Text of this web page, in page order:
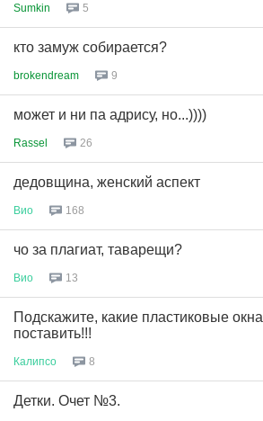
Sumkin 5
кто замуж собирается?
brokendream 9
может и ни па адрису, но...))))
Rassel 26
дедовщина, женский аспект
Вио 168
чо за плагиат, таварещи?
Вио 13
Подскажите, какие пластиковые окна
поставить!!!
Калипсо 8
Детки. Очет №3.